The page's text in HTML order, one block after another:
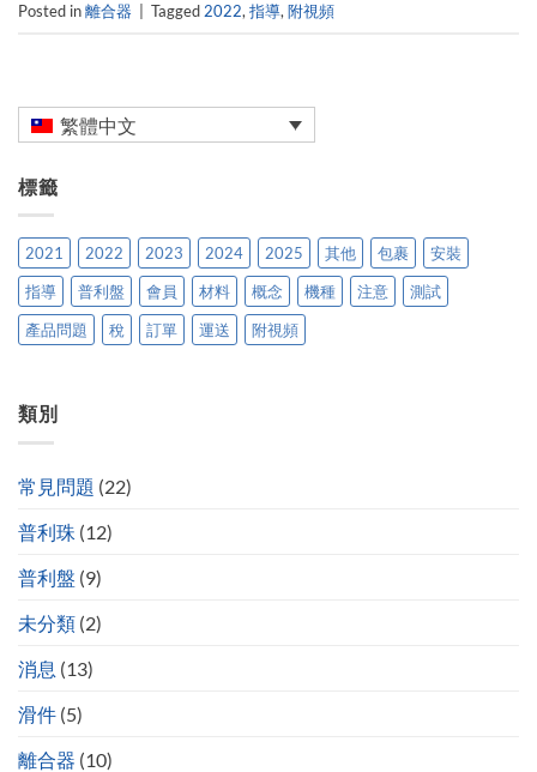
Posted in離合器 Tagged 2022, 指導, 附視頻
繁體中文
標籤
2021 2022 2023 2024 2025 其他 包裹
安裝
指導
普利盤 會員 材料 概念 機種 注意
測試
產品問題
稅 訂單 運送 附視頻
類別
常見問題 (22)
普利珠 (12)
普利盤 (9)
未分類 (2)
消息 (13)
滑件 (5)
離合器 (10)